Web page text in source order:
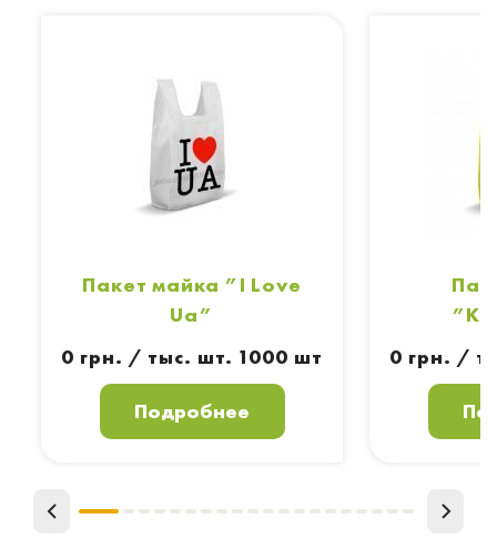
Пакет майка ”I Love
Ua”
0 грн. / тыс. шт. 1000 шт
Подробнее
0 грн. /